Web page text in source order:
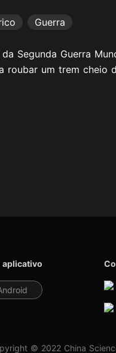
Guerra
Segunda Guerra
roubar um trem cheio
aplicativo
© 2022 China